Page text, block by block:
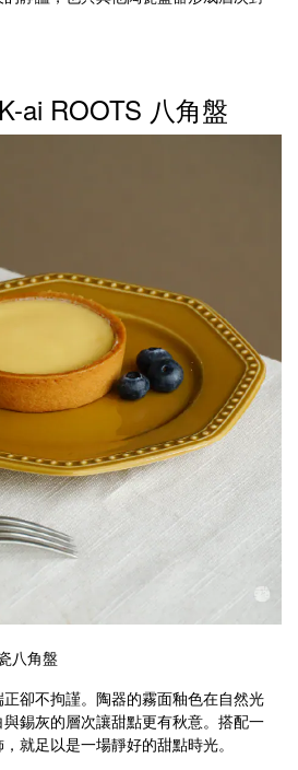
ai ROOTS 八角盤
八角盤
卻不拘謹。陶器的霧面釉色在自然光
錫灰的層次讓甜點更有秋意。搭配一
就足以是一場靜好的甜點時光。